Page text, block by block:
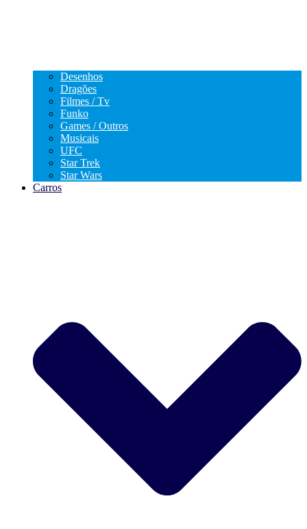
Desenhos
Dragões
Filmes / Tv
Funko
Games / Outros
Musicais
UFC
Star Trek
Star Wars
Carros